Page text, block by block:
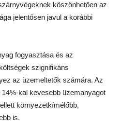
köszönhetően az
jelentősen javul a korábbi
fogyasztása és az
szignifikáns
az üzemeltetők számára. Az
kal kevesebb üzemanyagot
környezetkímélőbb,
is.